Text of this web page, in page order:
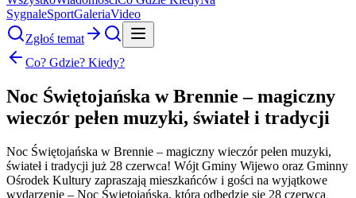
SygnaleSportGaleriaVideo
Zgłoś temat
Co? Gdzie? Kiedy?
Noc Świętojańska w Brennie – magiczny
wieczór pełen muzyki, świateł i tradycji
Noc Świętojańska w Brennie – magiczny wieczór pełen muzyki,
świateł i tradycji już 28 czerwca! Wójt Gminy Wijewo oraz Gminny
Ośrodek Kultury zapraszają mieszkańców i gości na wyjątkowe
wydarzenie – Noc Świętojańską, która odbędzie się 28 czerwca